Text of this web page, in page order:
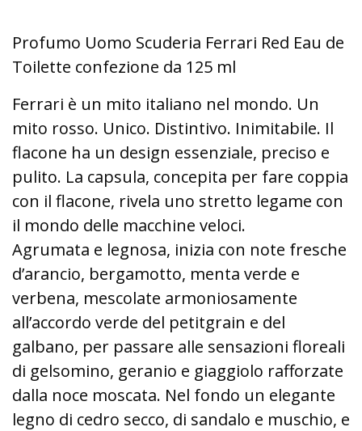
Profumo Uomo Scuderia Ferrari Red Eau de
Toilette confezione da 125 ml
Ferrari è un mito italiano nel mondo. Un
mito rosso. Unico. Distintivo. Inimitabile. Il
flacone ha un design essenziale, preciso e
pulito. La capsula, concepita per fare coppia
con il flacone, rivela uno stretto legame con
il mondo delle macchine veloci.
Agrumata e legnosa, inizia con note fresche
d’arancio, bergamotto, menta verde e
verbena, mescolate armoniosamente
all’accordo verde del petitgrain e del
galbano, per passare alle sensazioni floreali
di gelsomino, geranio e giaggiolo rafforzate
dalla noce moscata. Nel fondo un elegante
legno di cedro secco, di sandalo e muschio, e